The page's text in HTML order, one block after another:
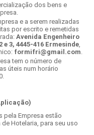
dos bens e
e a serem realizadas
por escrito e remetidas
Avenida Engenheiro
3, 4445-416 Ermesinde
formifri@gmail.com
tem o número de
úteis num horário
Empresa estão
Hotelaria, para seu uso